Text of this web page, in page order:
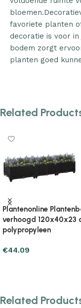
favoriete planten
decoratie is voor
bodem zorgt
planten goed
Related
Plantenonline
verhoogd 120x40x71
polypropyleen
€78.39
Related